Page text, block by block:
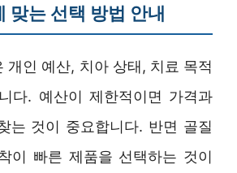
맞는 선택 방법 안내
개인 예산, 치아 상태, 치료 목적
다. 예산이 제한적이면 가격과
는 것이 중요합니다. 반면 골질
이 빠른 제품을 선택하는 것이